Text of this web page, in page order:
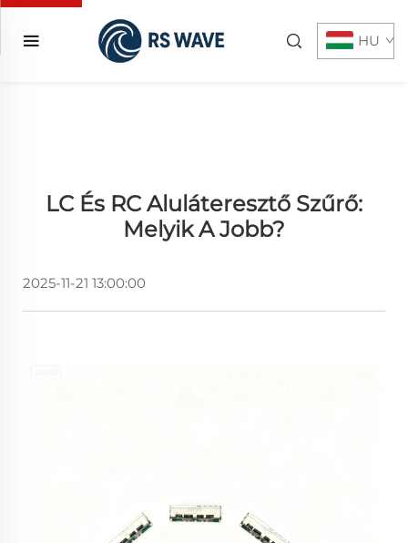
HU
LC És RC Aluláteresztő Szűrő:
Melyik A Jobb?
2025-11-21 13:00:00